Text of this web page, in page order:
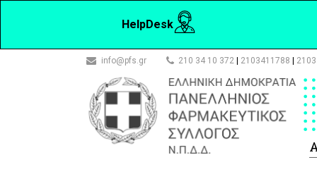
HelpDesk
info@pfs.gr 210 34 10 372 2103411788